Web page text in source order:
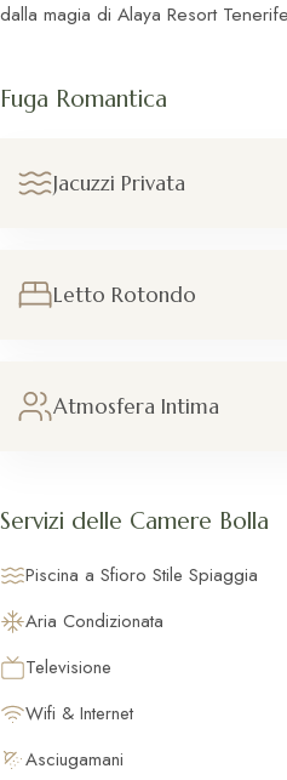
dalla magia di Alaya Resort
Fuga Romantica
Jacuzzi Privata
Letto Rotondo
Atmosfera Intima
Servizi delle Camere Bolla
Piscina a Sfioro Stile Spiaggia
Aria Condizionata
Televisione
Wifi & Internet
Asciugamani